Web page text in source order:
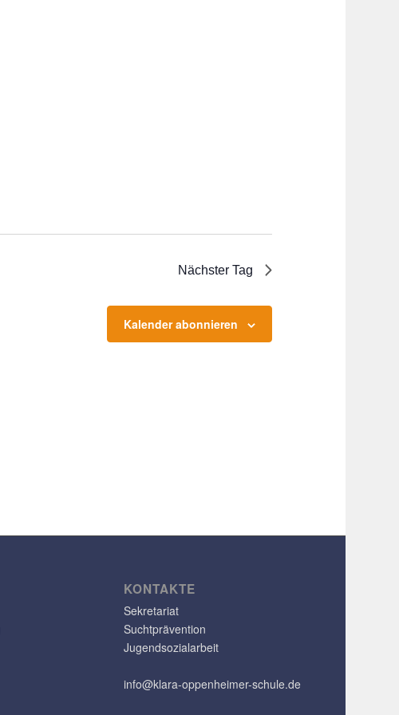
Nächster Tag
Kalender abonnieren
KONTAKTE
Sekretariat
Suchtprävention
Jugendsozialarbeit
info@klara-oppenheimer-schule.de